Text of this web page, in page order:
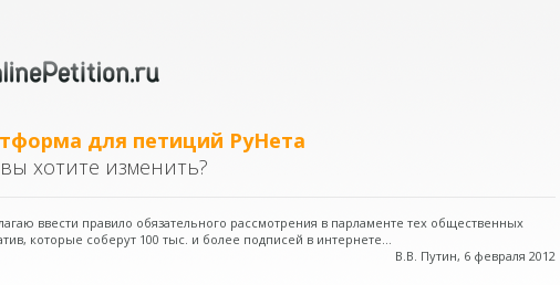
для петиций РуНета
хотите изменить?
ввести правило обязательного рассмотрения в парламенте тех общественных
которые соберут 100 тыс. и более подписей в интернете...
В.В. Путин, 6 февраля 2012